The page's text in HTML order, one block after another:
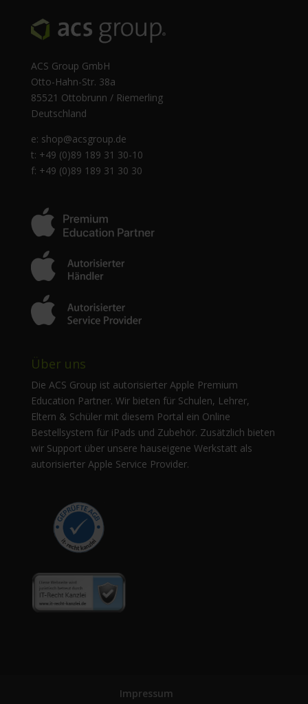
ACS Group GmbH
Otto-Hahn-Str. 38a
85521 Ottobrunn / Riemerling
Deutschland
e: shop@acsgroup.de
t: +49 (0)89 189 31 30-10
f: +49 (0)89 189 31 30 30
Über uns
Die ACS Group ist autorisierter Apple Premium
Education Partner. Wir bieten für Schulen, Lehrer,
Eltern & Schüler mit diesem Portal ein Online
Bestellsystem für iPads und Zubehör. Zusätzlich bieten
wir Support über unsere hauseigene Werkstatt als
autorisierter Apple Service Provider.
Impressum